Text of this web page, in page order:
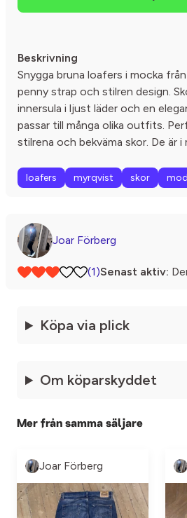
Beskrivning
Snygga bruna loafers i mocka
penny strap och stilren design.
innersula i ljust läder och en
passar till många olika outfits.
stilrena och bekväma skor. De är i
loafers myrqvist skor
Joar Förberg
(1)Senast aktiv:
Köpa via plick
Om köparskyddet
Mer från samma säljare
Joar Förberg